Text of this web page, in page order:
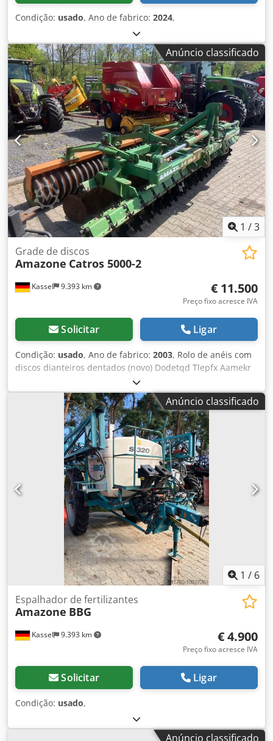
Condição: usado, Ano de fabrico: 2024,
Anúncio classificado
1 /3
Kassel 9.393 km
Grade de discos
Amazone Catros 5000-2
€ 11.500
Preço fixo acresce IVA
Solicitar Ligar
Condição: usado, Ano de fabrico: 2003, Rolo de anéis com
discos dianteiros dentados (novo) Dodetqd Tlepfx Aamekr
Anúncio classificado
1 / 6
Kassel 9.393 km
Espalhador de fertilizantes
Amazone BBG
€ 4.900
Preço fixo acresce IVA
Solicitar Ligar
Condição: usado,
Anúncio classificado